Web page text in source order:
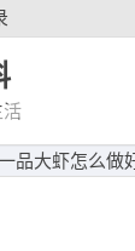
活
品大虾怎么做